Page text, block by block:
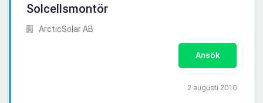
Solcellsmontör
ArcticSolar AB
Ansök
2 augusti 2010